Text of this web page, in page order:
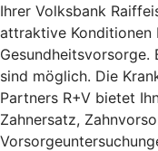
Ihrer Volksbank
attraktive Konditionen
Gesundheitsvorsorge.
sind möglich. Die
Partners R+V bietet
Zahnersatz,